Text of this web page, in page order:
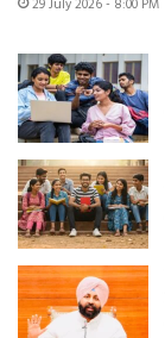
29 July 2026 - 8:00 PM